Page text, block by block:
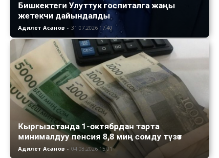
Бишкектеги Улуттук госпиталга жаңы
жетекчи дайындалды
Адилет Асанов - 31.07.2026 17:40
Кыргызстанда 1-октябрдан тарта
минималдуу пенсия 8,8 миң сомду түзөт
Адилет Асанов - 04.08.2026 15:01